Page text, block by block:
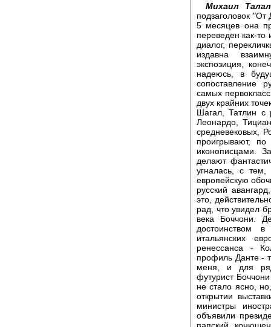
Михаил
подзаголовок
5 месяцев она
переведен как-
диалог,
издавна
экспозиция,
надеюсь, в
сопоставление
самых
двух крайних
Шагал, Татлин с
Леонардо,
средневековых,
проигрывают,
иконописцами.
делают
угналась, с
европейскую
русский
это,
рад, что увидел
века Боччони.
достоинством
итальянских
ренессанса -
профиль Данте -
меня, и для
футурист
не стало ясно,
открытии
министры
объявили
папский